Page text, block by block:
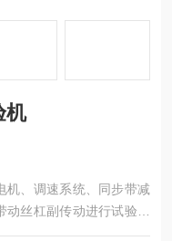
机
机、调速系统、同步带减
丝杠副传动进行试验力
形测量系统组成。所有的